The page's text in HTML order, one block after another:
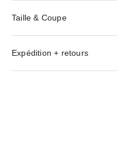
Taille & Coupe
Expédition + retours